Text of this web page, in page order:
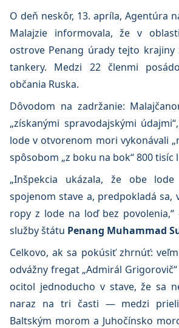
O deň neskôr, 13. apríla, Agentúra
Malajzie informovala, že v
ostrove Penang úrady tejto krajiny
tankery. Medzi 22 členmi
občania Ruska.
Dôvodom na zadržanie:
„získanými spravodajskými
lode v otvorenom mori vykonávali
spôsobom „z boku na bok“ 800 tisíc
„Inšpekcia ukázala, že obe
spojenom stave a, predpokladá sa,
ropy z lode na loď bez
služby štátu Penang Muhammad
Celkovo, ak sa pokúsiť zhrnúť:
odvážny fregat „Admirál
ocitol jednoducho v stave, že sa
naraz na tri časti — medzi
Baltským morom a Juhočínsko